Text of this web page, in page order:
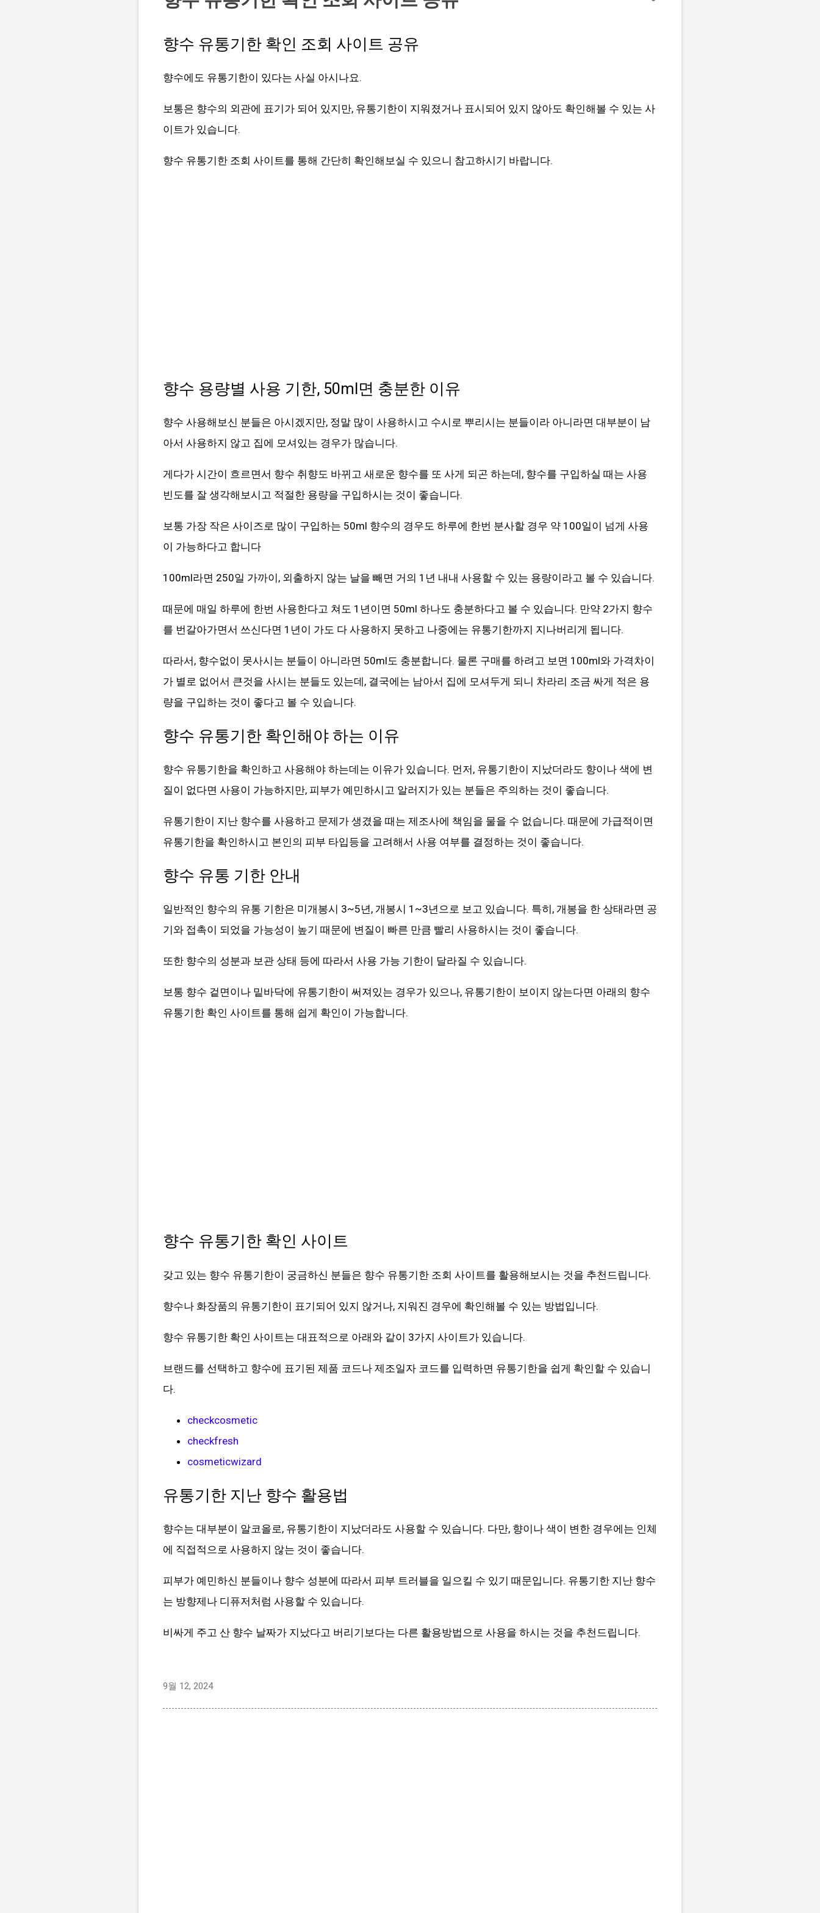
향수 유통기한 확인 조회 사이트 공유
향수에도 유통기한이 있다는 사실 아시나요.
보통은 향수의 외관에 표기가 되어 있지만, 유통기한이 지워졌거나 표시되어 있지 않아도 확인해볼 수 있는 사
이트가 있습니다.
향수 유통기한 조회 사이트를 통해 간단히 확인해보실 수 있으니 참고하시기 바랍니다.
향수 용량별 사용 기한, 50ml면 충분한 이유
향수 사용해보신 분들은 아시겠지만, 정말 많이 사용하시고 수시로 뿌리시는 분들이라 아니라면 대부분이 남
아서 사용하지 않고 집에 모셔있는 경우가 많습니다.
게다가 시간이 흐르면서 향수 취향도 바뀌고 새로운 향수를 또 사게 되곤 하는데, 향수를 구입하실 때는 사용
빈도를 잘 생각해보시고 적절한 용량을 구입하시는 것이 좋습니다.
보통 가장 작은 사이즈로 많이 구입하는 50ml 향수의 경우도 하루에 한번 분사할 경우 약 100일이 넘게 사용
이 가능하다고 합니다
100ml라면 250일 가까이, 외출하지 않는 날을 빼면 거의 1년 내내 사용할 수 있는 용량이라고 볼 수 있습니다.
때문에 매일 하루에 한번 사용한다고 쳐도 1년이면 50ml 하나도 충분하다고 볼 수 있습니다. 만약 2가지 향수
를 번갈아가면서 쓰신다면 1년이 가도 다 사용하지 못하고 나중에는 유통기한까지 지나버리게 됩니다.
따라서, 향수없이 못사시는 분들이 아니라면 50ml도 충분합니다. 물론 구매를 하려고 보면 100ml와 가격차이
가 별로 없어서 큰것을 사시는 분들도 있는데, 결국에는 남아서 집에 모셔두게 되니 차라리 조금 싸게 적은 용
량을 구입하는 것이 좋다고 볼 수 있습니다.
향수 유통기한 확인해야 하는 이유
향수 유통기한을 확인하고 사용해야 하는데는 이유가 있습니다. 먼저, 유통기한이 지났더라도 향이나 색에 변
질이 없다면 사용이 가능하지만, 피부가 예민하시고 알러지가 있는 분들은 주의하는 것이 좋습니다.
유통기한이 지난 향수를 사용하고 문제가 생겼을 때는 제조사에 책임을 물을 수 없습니다. 때문에 가급적이면
유통기한을 확인하시고 본인의 피부 타입등을 고려해서 사용 여부를 결정하는 것이 좋습니다.
향수 유통 기한 안내
일반적인 향수의 유통 기한은 미개봉시 3~5년, 개봉시 1~3년으로 보고 있습니다. 특히, 개봉을 한 상태라면 공
기와 접촉이 되었을 가능성이 높기 때문에 변질이 빠른 만큼 빨리 사용하시는 것이 좋습니다.
또한 향수의 성분과 보관 상태 등에 따라서 사용 가능 기한이 달라질 수 있습니다.
보통 향수 겉면이나 밑바닥에 유통기한이 써져있는 경우가 있으나, 유통기한이 보이지 않는다면 아래의 향수
유통기한 확인 사이트를 통해 쉽게 확인이 가능합니다.
향수 유통기한 확인 사이트
갖고 있는 향수 유통기한이 궁금하신 분들은 향수 유통기한 조회 사이트를 활용해보시는 것을 추천드립니다.
향수나 화장품의 유통기한이 표기되어 있지 않거나, 지워진 경우에 확인해볼 수 있는 방법입니다.
향수 유통기한 확인 사이트는 대표적으로 아래와 같이 3가지 사이트가 있습니다.
브랜드를 선택하고 향수에 표기된 제품 코드나 제조일자 코드를 입력하면 유통기한을 쉽게 확인할 수 있습니
다.
checkcosmetic
checkfresh
cosmeticwizard
유통기한 지난 향수 활용법
향수는 대부분이 알코올로, 유통기한이 지났더라도 사용할 수 있습니다. 다만, 향이나 색이 변한 경우에는 인체
에 직접적으로 사용하지 않는 것이 좋습니다.
피부가 예민하신 분들이나 향수 성분에 따라서 피부 트러블을 일으킬 수 있기 때문입니다. 유통기한 지난 향수
는 방향제나 디퓨저처럼 사용할 수 있습니다.
비싸게 주고 산 향수 날짜가 지났다고 버리기보다는 다른 활용방법으로 사용을 하시는 것을 추천드립니다.
9월 12, 2024